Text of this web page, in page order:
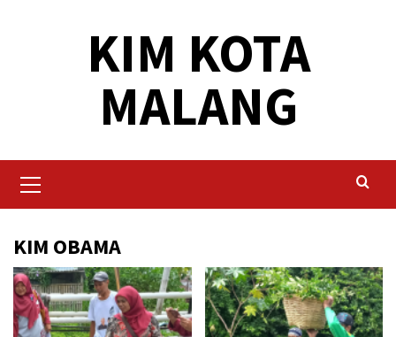
KIM KOTA
MALANG
Menu
KIM OBAMA